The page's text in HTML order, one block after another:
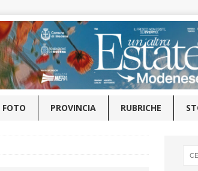
FOTO PROVINCIA RUBRICHE